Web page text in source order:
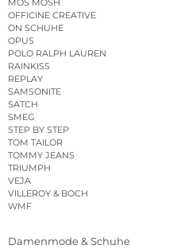
OFFICINE CREATIVE
ON SCHUHE
OPUS
POLO RALPH LAUREN
RAINKISS
REPLAY
SAMSONITE
SATCH
SMEG
STEP BY STEP
TOM TAILOR
TOMMY JEANS
TRIUMPH
VEJA
VILLEROY & BOCH
WMF
Damenmode & Schuhe